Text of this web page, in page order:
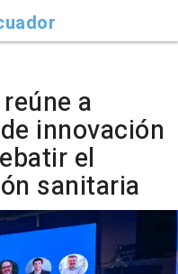
a
innovación
el
sanitaria